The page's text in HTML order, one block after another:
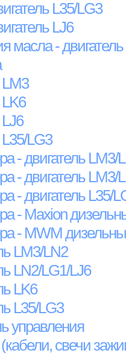
L35/LG3
LJ6
масла -
LM3
LG3
- двигатель
- двигатель
- двигатель L35/
- Maxion
- MWM
LM3/LN2
LN2/LG1/LJ6
LK6
L35/LG3
управления
свечи